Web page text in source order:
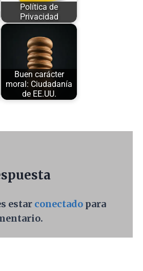
Política de
Privacidad
Buen carácter
moral: Ciudadanía
de EE.UU.
estar conectado para